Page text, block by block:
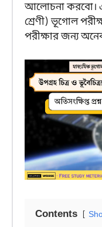
আলোচনা করবো।
শ্রেণী) ভূগোল
পরীক্ষার জন্য
Contents